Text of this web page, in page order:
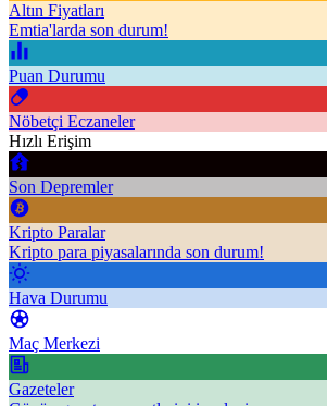
Altın Fiyatları
Emtia'larda son durum!
Puan Durumu
Nöbetçi Eczaneler
Hızlı Erişim
Son Depremler
Kripto Paralar
Kripto para piyasalarında son durum!
Hava Durumu
Maç Merkezi
Gazeteler